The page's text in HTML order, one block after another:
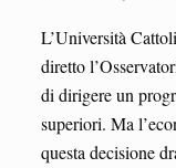
L’Università
diretto
di dirigere un
superiori. Ma
questa decisione